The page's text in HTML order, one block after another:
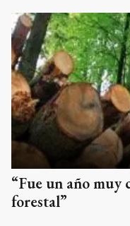
“Fue un año muy
forestal”